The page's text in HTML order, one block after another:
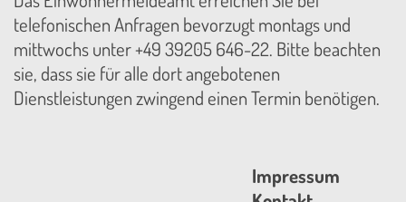
telefonischen Anfragen bevorzugt montags und
mittwochs unter +49 39205 646-22. Bitte beachten
sie, dass sie für alle dort angebotenen
Dienstleistungen zwingend einen Termin benötigen.
Impressum